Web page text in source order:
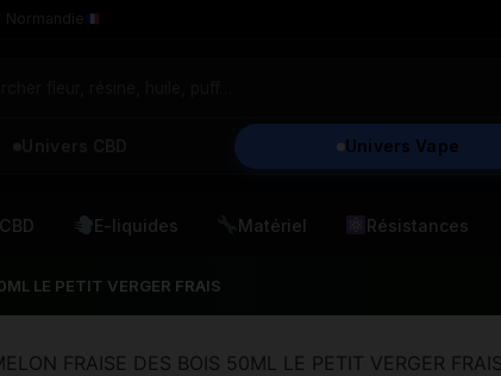
Univers Vape
E-liquides Matériel Résistances
LE PETIT VERGER FRAIS
FRAISE DES BOIS 50ML LE PETIT VERGER FRAIS